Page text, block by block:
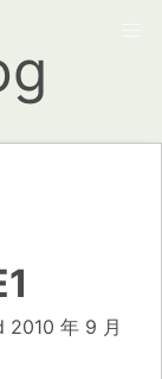
2010 年 9 月